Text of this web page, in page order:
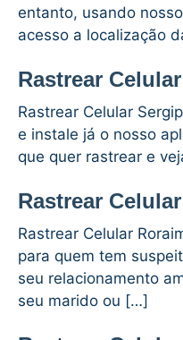
entanto, usando
acesso a localização
Rastrear
Rastrear Celular
e instale já o nosso
que quer rastrear e
Rastrear
Rastrear Celular
para quem tem
seu relacionamento
seu marido ou […]